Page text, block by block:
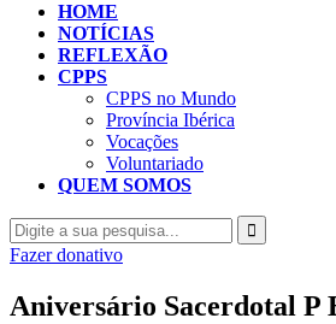
HOME
NOTÍCIAS
REFLEXÃO
CPPS
CPPS no Mundo
Província Ibérica
Vocações
Voluntariado
QUEM SOMOS
Fazer donativo
Aniversário Sacerdotal P